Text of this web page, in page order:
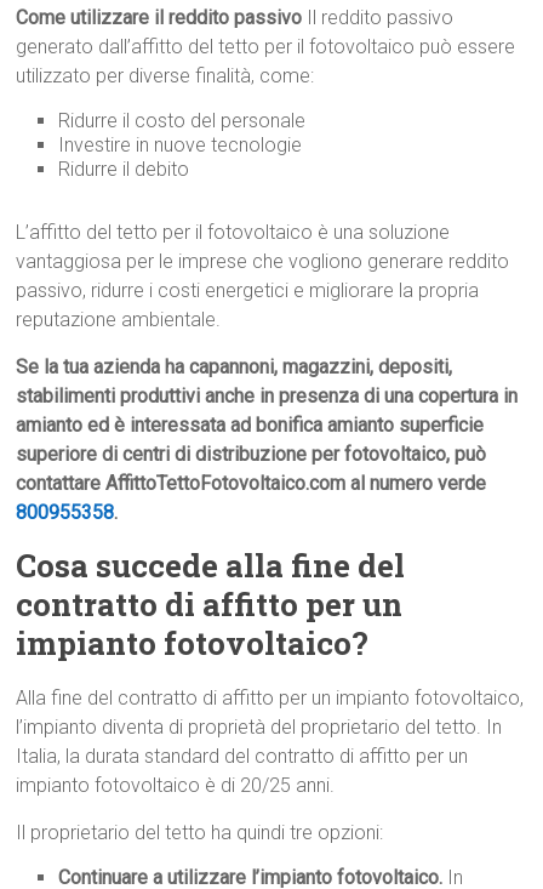
Come utilizzare il reddito passivo Il reddito passivo
generato dall’affitto del tetto per il fotovoltaico può essere
utilizzato per diverse finalità, come:
Ridurre il costo del personale
Investire in nuove tecnologie
Ridurre il debito
L’affitto del tetto per il fotovoltaico è una soluzione
vantaggiosa per le imprese che vogliono generare reddito
passivo, ridurre i costi energetici e migliorare la propria
reputazione ambientale.
Se la tua azienda ha capannoni, magazzini, depositi,
stabilimenti produttivi anche in presenza di una copertura in
amianto ed è interessata ad bonifica amianto superficie
superiore di centri di distribuzione per fotovoltaico, può
contattare AffittoTettoFotovoltaico.com al numero verde
800955358.
Cosa succede alla fine del
contratto di affitto per un
impianto fotovoltaico?
Alla fine del contratto di affitto per un impianto fotovoltaico,
l’impianto diventa di proprietà del proprietario del tetto. In
Italia, la durata standard del contratto di affitto per un
impianto fotovoltaico è di 20/25 anni.
Il proprietario del tetto ha quindi tre opzioni:
Continuare a utilizzare l’impianto fotovoltaico. In